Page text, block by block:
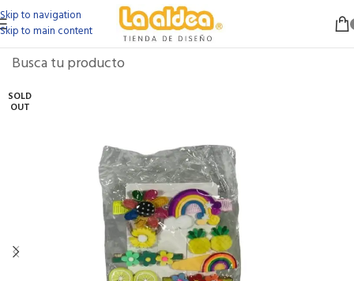
Skip to navigation
Skip to main content
SOLD
OUT